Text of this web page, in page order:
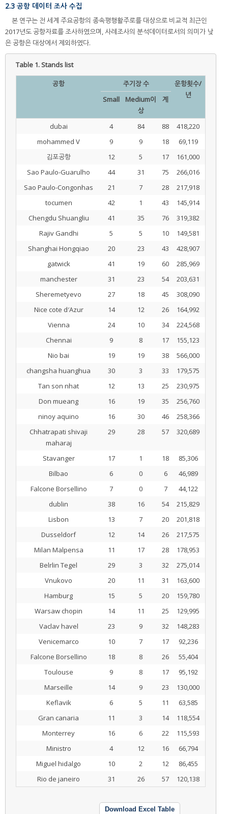
2.3 공항 데이터 조사 수집
본 연구는 전 세계 주요공항의 종속평행활주로를 대상으로 비교적 최근인
2017년도 공항자료를 조사하였으며, 사례조사의 분석데이터로서의 의미가 낮
은 공항은 대상에서 제외하였다.
Table 1.Stands list
공항 주기장 수
운항횟수/
년
Small
Medium이
상
계
dubai 4 84 88
418,220
mohammed V
9 9 18
69,119
김포공항
12 5 17
161,000
Sao Paulo-Guarulho
44 31 75
266,016
Sao Paulo-Congonhas
21 7 28
217,918
tocumen
42 1 43
145,914
Chengdu Shuangliu
41 35 76
319,382
Rajiv Gandhi
5 5 10
149,581
Shanghai Hongqiao
20 23 43
428,907
gatwick
41 19 60
285,969
manchester
31 23 54
203,631
Sheremetyevo
27 18 45
308,090
Nice cote d′Azur
14 12 26
164,992
Vienna
24 10 34
224,568
Chennai
9 8 17
155,123
Nio bai
19 19 38
566,000
changsha huanghua
30 3 33
179,575
Tan son nhat
12 13 25
230,975
Don mueang
16 19 35
256,760
ninoy aquino
16 30 46
258,366
Chhatrapati shivaji
maharaj
29 28 57 320,689
Stavanger 17 1 18
85,306
Bilbao
6 0 6
46,989
Falcone Borsellino
7 0 7
44,122
dublin
38 16 54
215,829
Lisbon
13 7 20
201,818
Dusseldorf
12 14 26
217,575
Milan Malpensa
11 17 28
178,953
Belrlin Tegel
29 3 32
275,014
Vnukovo
20 11 31
163,600
Hamburg
15 5 20
159,780
Warsaw chopin
14 11 25
129,995
Vaclav havel
23 9 32
148,283
Venicemarco
10 7 17
92,236
Falcone Borsellino
18 8 26
55,404
Toulouse
9 8 17
95,192
Marseille
14 9 23
130,000
Keflavik
6 5 11
63,585
Gran canaria
11 3 14
118,554
Monterrey
16 6 22
115,593
Ministro
4 12 16
66,794
Miguel hidalgo
10 2 12
86,455
Rio de janeiro
31 26 57 120,138
Download Excel Table